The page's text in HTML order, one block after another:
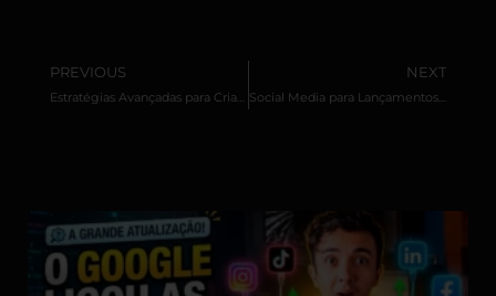
PREVIOUS NEXT
Social Media para Lançamentos de Produtos: Como Criar Campanhas Irresistíveis e Virais